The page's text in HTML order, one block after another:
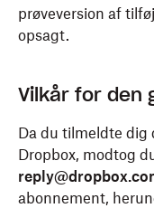
prøveversion af
opsagt.
Vilkår for den
Da du tilmeldte dig
Dropbox, modtog
abonnement,